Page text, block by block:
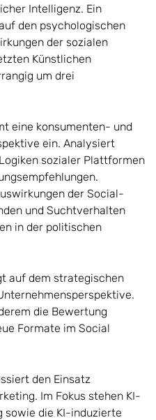
Intelligenz. Ein
den psychologischen
der sozialen
Künstlichen
um drei
eine konsumenten- und
ein. Analysiert
sozialer Plattformen
der Social-
und Suchtverhalten
in der politischen
auf dem strategischen
die Bewertung
Formate im Social
den Einsatz
Im Fokus stehen KI-
die KI-induzierte